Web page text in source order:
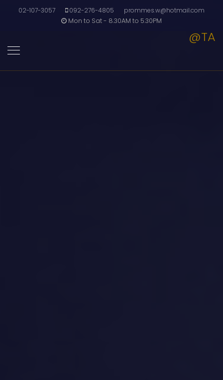
02-107-3057 092-276-4805
prommes.w@hotmail.com
Mon to Sat - 8.30AM to 5.30PM
@TA